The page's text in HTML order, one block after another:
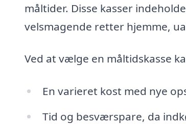
måltider. Disse kasser
velsmagende retter hjemme,
Ved at vælge en måltidskasse
En varieret kost med nye
Tid og besværspare, da